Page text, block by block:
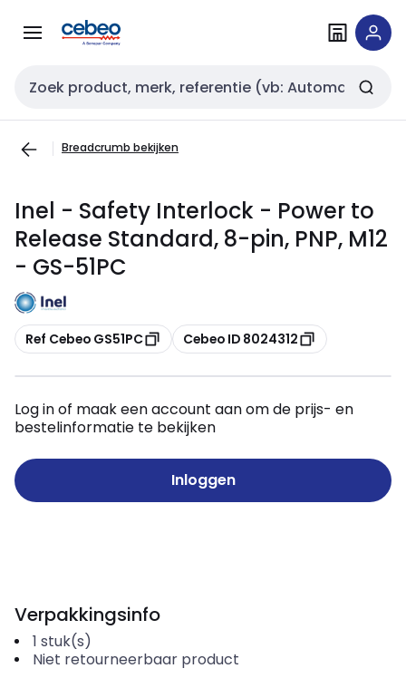
naar
naar
Zoekveld invoer
Breadcrumb bekijken
Inel - Safety Interlock - Power to
Release Standard, 8-pin, PNP, M12
- GS-51PC
Kopiëren
Ref Cebeo GS51PC Kopiëren
Cebeo ID 8024312
Log in of maak een account aan om de prijs- en
bestelinformatie te bekijken
Inloggen
Verpakkingsinfo
1 stuk(s)
Niet retourneerbaar product